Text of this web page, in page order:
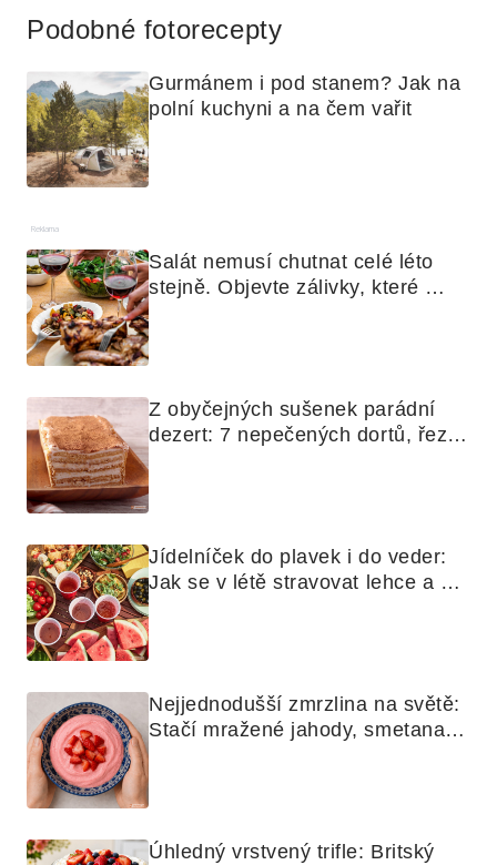
Podobné fotorecepty
Gurmánem i pod stanem? Jak na
polní kuchyni a na čem vařit
Reklama
Salát nemusí chutnat celé léto
stejně. Objevte zálivky, které
Z obyčejných sušenek parádní
dezert: 7 nepečených dortů, řezů
Jídelníček do plavek i do veder:
Jak se v létě stravovat lehce a
Nejjednodušší zmrzlina na světě:
Stačí mražené jahody, smetana a
Úhledný vrstvený trifle: Britský